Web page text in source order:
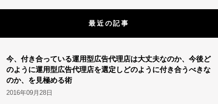
最近の記事
今、付き合っている運用型広告代理店は大丈夫なのか、今後ど
のように運用型広告代理店を選定しどのように付き合うべきな
のか、を見極める術
2016年09月28日